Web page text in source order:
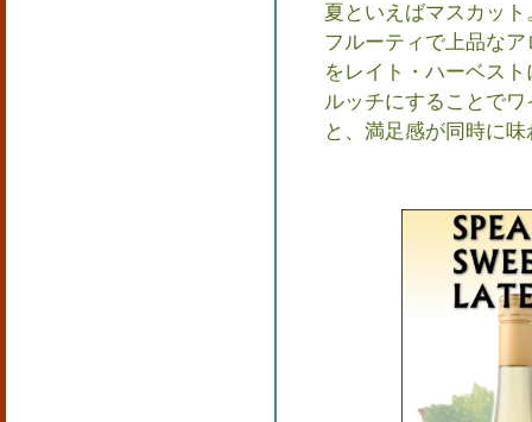
夏といえばマスカッ
フルーティで上品な
をレイト・ハーベス
ルッチにすることで
と、満足感が同時に